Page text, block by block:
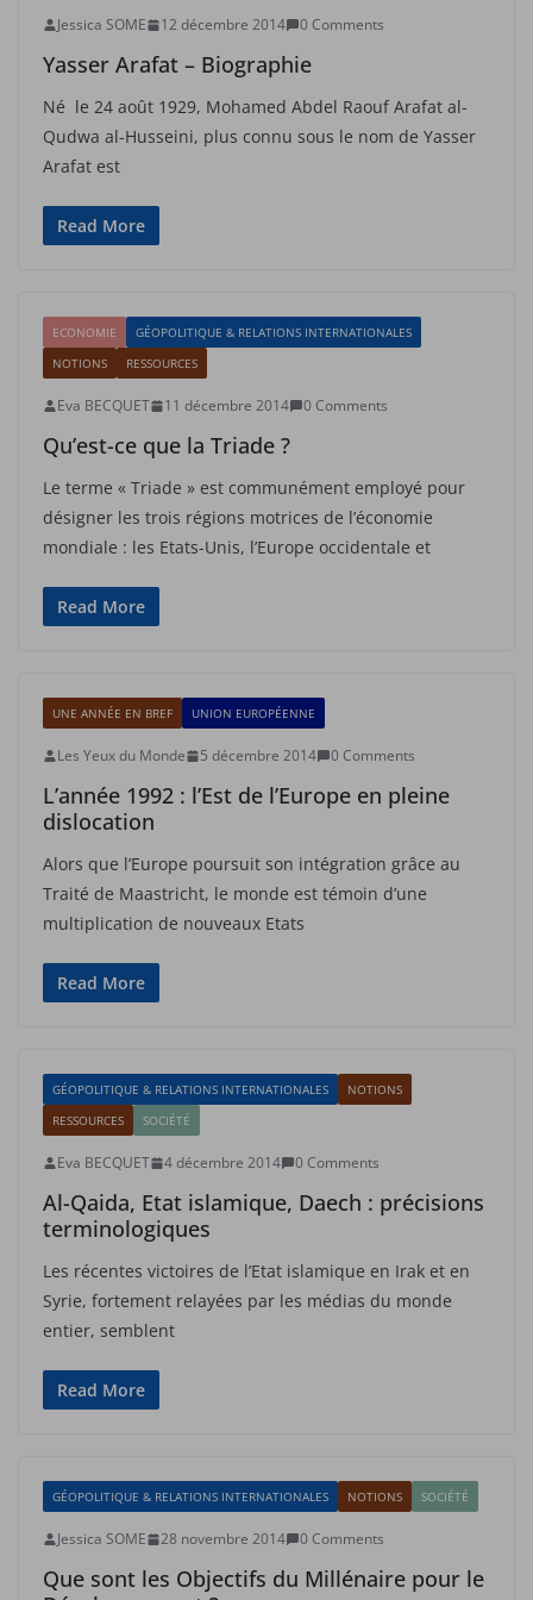
Jessica SOME 12 décembre 2014 0 Comments
Yasser Arafat – Biographie
Né le 24 août 1929, Mohamed Abdel Raouf Arafat al-
Qudwa al-Husseini, plus connu sous le nom de Yasser
Arafat est
Read More
ECONOMIE
GÉOPOLITIQUE & RELATIONS INTERNATIONALES
NOTIONS
RESSOURCES
Eva BECQUET 11 décembre 2014 0 Comments
Qu’est-ce que la Triade ?
Le terme « Triade » est communément employé pour
désigner les trois régions motrices de l’économie
mondiale : les Etats-Unis, l’Europe occidentale et
Read More
UNE ANNÉE EN BREF UNION EUROPÉENNE
Les Yeux du Monde 5 décembre 2014 0 Comments
L’année 1992 : l’Est de l’Europe en pleine
dislocation
Alors que l’Europe poursuit son intégration grâce au
Traité de Maastricht, le monde est témoin d’une
multiplication de nouveaux Etats
Read More
GÉOPOLITIQUE & RELATIONS INTERNATIONALES
NOTIONS
RESSOURCES
SOCIÉTÉ
Eva BECQUET 4 décembre 2014 0 Comments
Al-Qaida, Etat islamique, Daech : précisions
terminologiques
Les récentes victoires de l’Etat islamique en Irak et en
Syrie, fortement relayées par les médias du monde
entier, semblent
Read More
GÉOPOLITIQUE & RELATIONS INTERNATIONALES NOTIONS SOCIÉTÉ
Jessica SOME 28 novembre 2014 0 Comments
Que sont les Objectifs du Millénaire pour le